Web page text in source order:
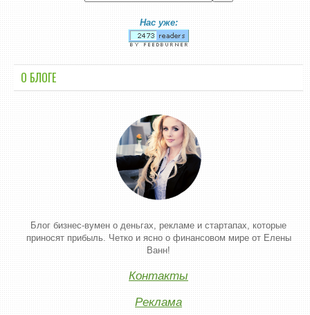
Нас уже:
О БЛОГЕ
Блог бизнес-вумен о деньгах, рекламе и стартапах, которые
приносят прибыль. Четко и ясно о финансовом мире от Елены
Ванн!
Контакты
Реклама